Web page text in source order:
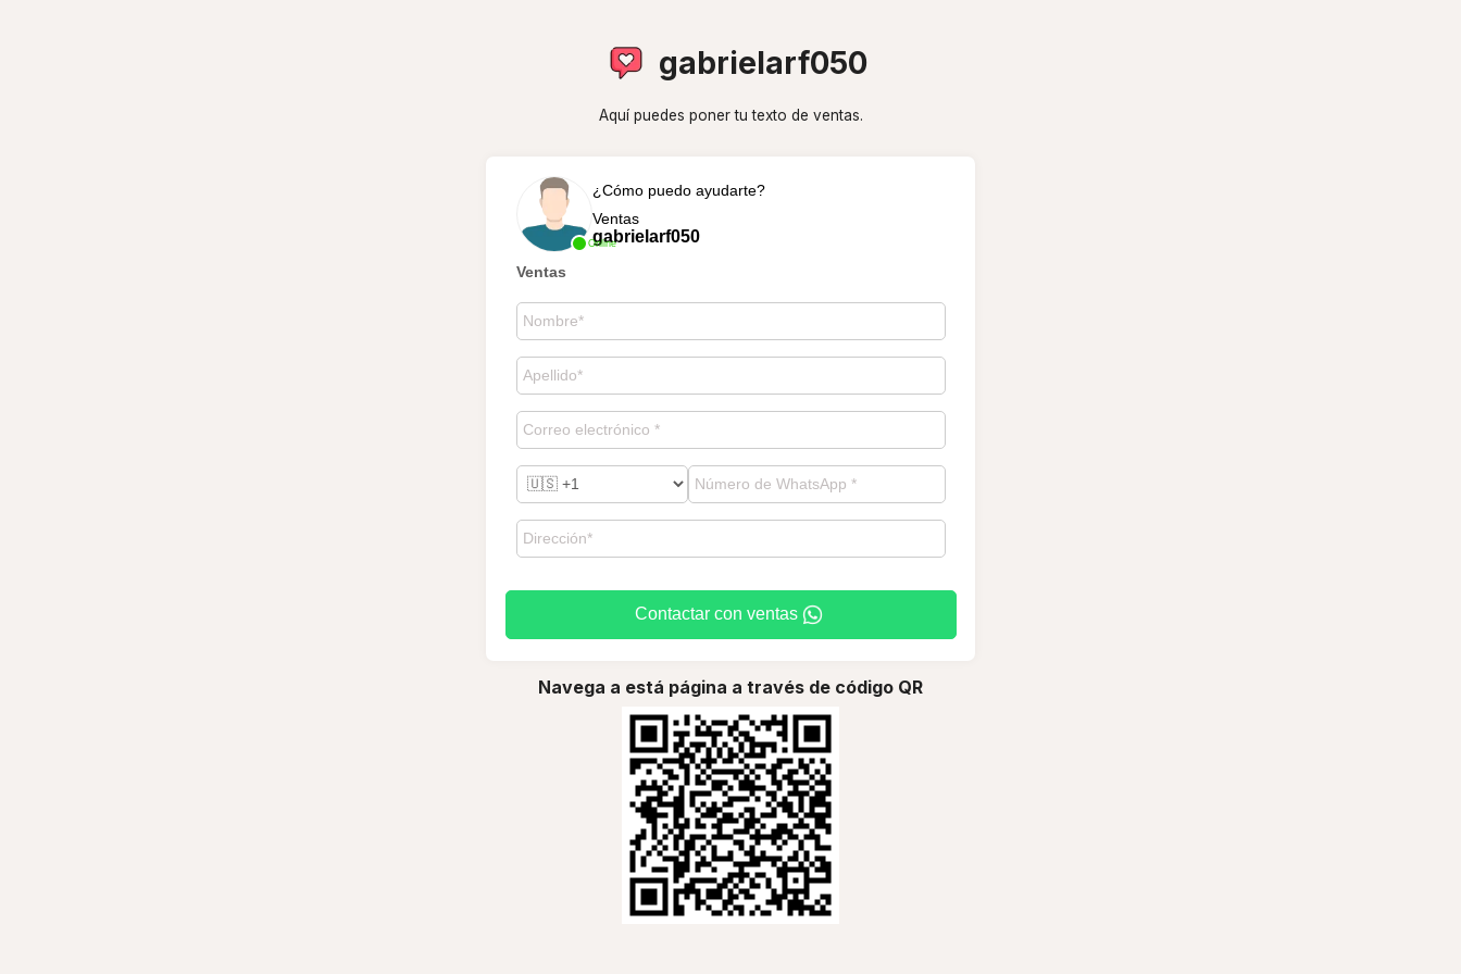
gabrielarf050
Aquí puedes poner tu texto de ventas.
Online
¿Cómo puedo ayudarte?
Ventas
gabrielarf050
Ventas
Contactar con ventas
Navega a está página a través de código QR